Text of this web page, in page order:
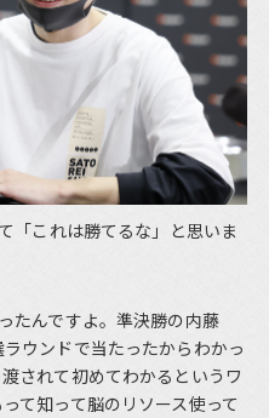
「これは勝てるな」と思いま
たんですよ。準決勝の内藤
ラウンドで当たったからわかっ
されて初めてわかるというワ
て知って脳のリソース使って